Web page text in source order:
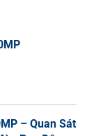
– Quan Sát